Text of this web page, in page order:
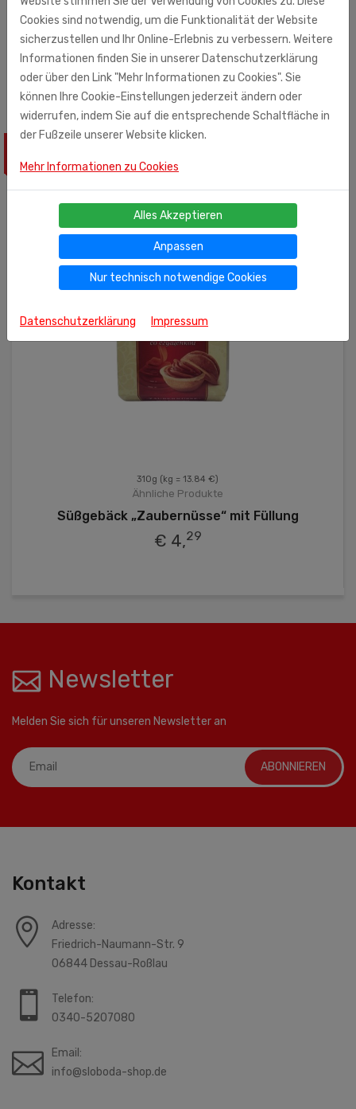
Monolith Süd GmbH (Importeur)
Ohmstr. 7
71083 Herrenberg
310g (kg = 13.84 €)
Ähnliche Produkte
Süßgebäck „Zaubernüsse“ mit Füllung
€ 4,29
Newsletter
Melden Sie sich für unseren Newsletter an
ABONNIEREN
Kontakt
Adresse:
Friedrich-Naumann-Str. 9
06844 Dessau-Roßlau
Telefon:
0340-5207080
Email:
info@sloboda-shop.de
Cookies sind notwendig, um die Funktionalität der Website
sicherzustellen und Ihr Online-Erlebnis zu verbessern. Weitere
Informationen finden Sie in unserer Datenschutzerklärung
oder über den Link "Mehr Informationen zu Cookies". Sie
können Ihre Cookie-Einstellungen jederzeit ändern oder
widerrufen, indem Sie auf die entsprechende Schaltfläche in
der Fußzeile unserer Website klicken.
Mehr Informationen zu Cookies
Alles Akzeptieren
Anpassen
Nur technisch notwendige Cookies
Datenschutzerklärung Impressum